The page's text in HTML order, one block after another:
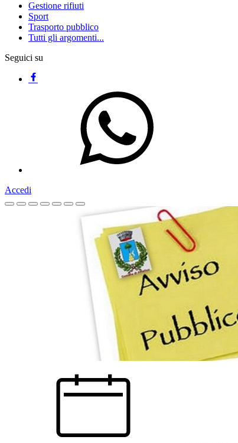
Gestione rifiuti
Sport
Trasporto pubblico
Tutti gli argomenti...
Seguici su
Accedi
Homepage